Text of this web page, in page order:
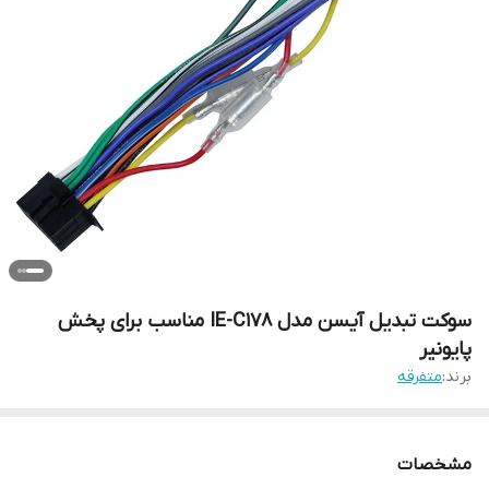
سوکت تبدیل آیسن مدل IE-C178 مناسب برای پخش
پایونیر
برند:متفرقه
مشخصات